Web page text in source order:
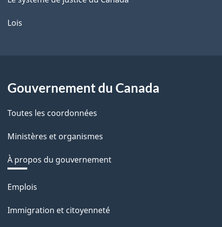
Lois
Gouvernement du Canada
Toutes les coordonnées
Ministères et organismes
À propos du gouvernement
Thèmes
sujets
Emplois
Immigration et citoyenneté